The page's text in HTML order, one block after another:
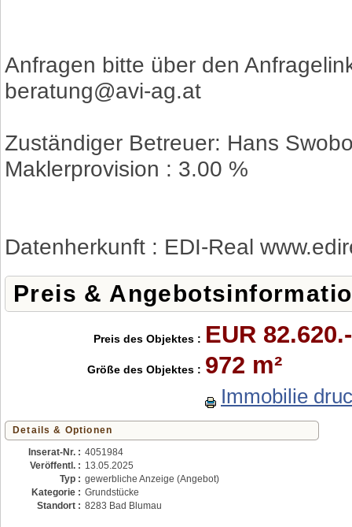
Anfragen bitte über den
beratung@avi-ag.at
Zuständiger Betreuer: Hans
Maklerprovision : 3.00 %
Datenherkunft : EDI-Real
Preis &
Preis des Objektes : EUR 82.620.-
Größe des Objektes : 972 m²
Immobilie
Details & Optionen
Inserat-Nr. : 4051984
Veröffentl. : 13.05.2025
Typ : gewerbliche Anzeige (Angebot)
Kategorie : Grundstücke
Standort : 8283 Bad Blumau